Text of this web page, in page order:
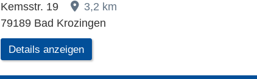
Kemsstr. 19
3,2 km
79189 Bad Krozingen
Details anzeigen